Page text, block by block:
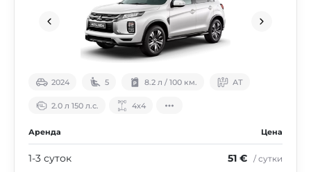
2024 5 8.2 л / 100 км. АТ
2.0 л 150 л.с. 4х4
Аренда Цена
1-3 суток 51 € / сутки